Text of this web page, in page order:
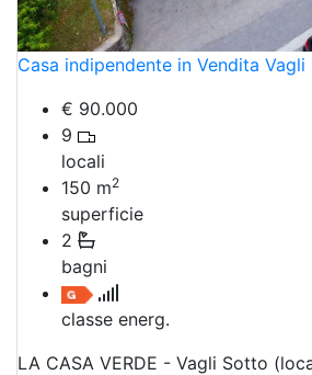
Casa indipendente in Vendita
€ 90.000
9
locali
150 m2
superficie
2
bagni
classe energ.
LA CASA VERDE - Vagli Sotto